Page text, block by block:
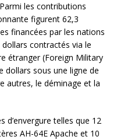
les contributions
figurent 62,3
financées par les nations
contractés via le
étranger (Foreign Military
dollars sous une ligne de
autres, le déminage et la
d’envergure telles que 12
AH-64E Apache et 10